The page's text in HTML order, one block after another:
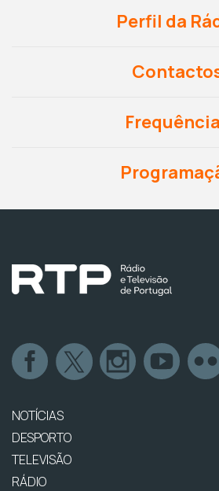
Perfil da
NOTÍCIAS
DESPORTO
TELEVISÃO
RÁDIO